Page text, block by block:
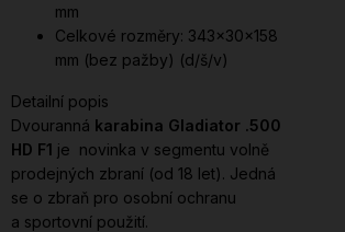
mm
Celkové rozměry: 343x30x158
mm (bez pažby) (d/š/v)
Detailní popis
Dvouranná karabina Gladiator .500
HD F1 je novinka v segmentu volně
prodejných zbraní (od 18 let). Jedná
se o zbraň pro osobní ochranu
a sportovní použití.